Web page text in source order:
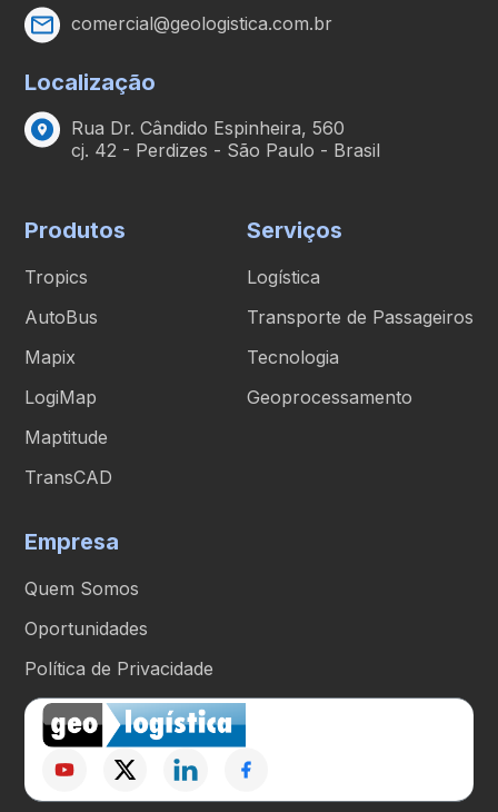
comercial@geologistica.com.br
Localização
Rua Dr. Cândido Espinheira, 560
cj. 42 - Perdizes - São Paulo - Brasil
Produtos
Tropics
AutoBus
Mapix
LogiMap
Maptitude
TransCAD
Serviços
Logística
Transporte de Passageiros
Tecnologia
Geoprocessamento
Empresa
Quem Somos
Oportunidades
Política de Privacidade